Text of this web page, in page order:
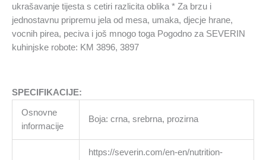
ukrašavanje tijesta s cetiri razlicita oblika * Za brzu i
jednostavnu pripremu jela od mesa, umaka, djecje hrane,
vocnih pirea, peciva i još mnogo toga Pogodno za SEVERIN
kuhinjske robote: KM 3896, 3897
SPECIFIKACIJE:
Osnovne
informacije
Boja: crna, srebrna, prozirna
https://severin.com/en-en/nutrition-